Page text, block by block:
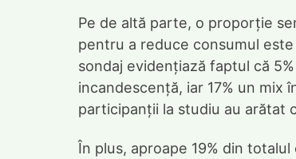
Pe de altă parte, o proporție
pentru a reduce consumul
sondaj evidențiază faptul că
incandescență, iar 17% un mix
participanții la studiu au arătat
În plus, aproape 19% din